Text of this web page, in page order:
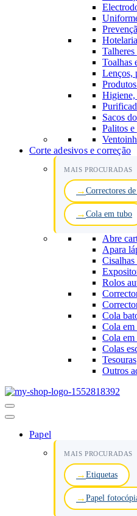
Toalhas
Lenços,
Higiene,
Sacos
Palitos e
Corte adesivos e correção
MAIS PROCURADAS
Correctores
Cola em tubo
Abre
Apara
Rolos
Cola
Cola em
Cola em
Colas
Tesouras
Outros
Menu
de
Papel
MAIS PROCURADAS
Etiquetas
Papel